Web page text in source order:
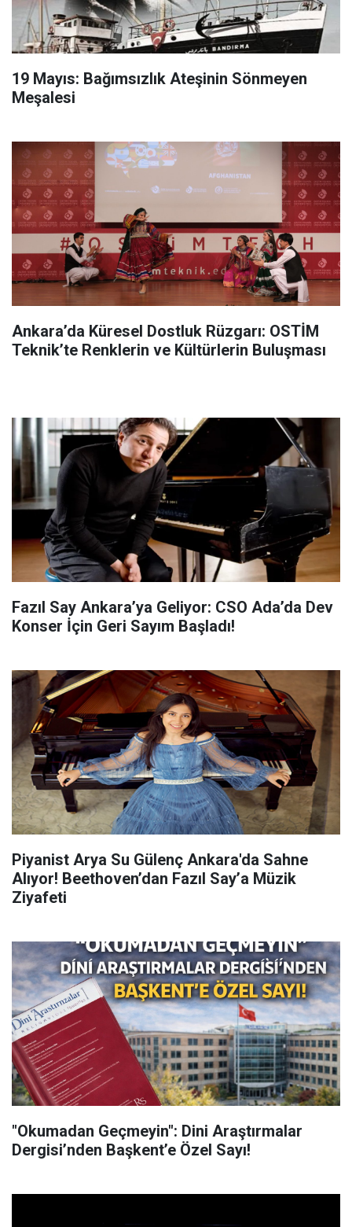
19 Mayıs: Bağımsızlık Ateşinin Sönmeyen
Meşalesi
Ankara’da Küresel Dostluk Rüzgarı: OSTİM
Teknik’te Renklerin ve Kültürlerin Buluşması
Fazıl Say Ankara’ya Geliyor: CSO Ada’da Dev
Konser İçin Geri Sayım Başladı!
Piyanist Arya Su Gülenç Ankara'da Sahne
Alıyor! Beethoven’dan Fazıl Say’a Müzik
Ziyafeti
"Okumadan Geçmeyin": Dini Araştırmalar
Dergisi’nden Başkent’e Özel Sayı!